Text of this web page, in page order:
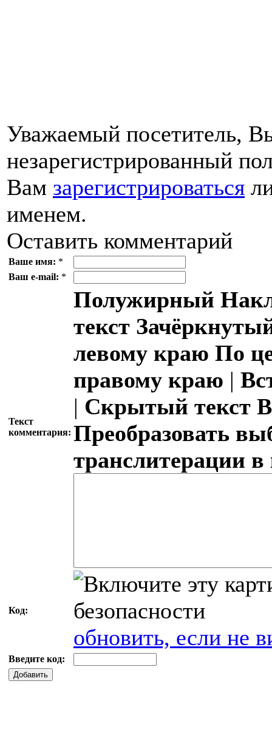
Уважаемый посетитель,
незарегистрированный
Вам зарегистрироваться
именем.
Оставить комментарий
Ваше имя: *
Ваш e-mail: *
Текст
комментария:
Полужирный
текст
левому краю По
правому краю |
| Скрытый текст
Преобразовать
транслитерации
Код:
обновить, если не
Введите код:
Добавить